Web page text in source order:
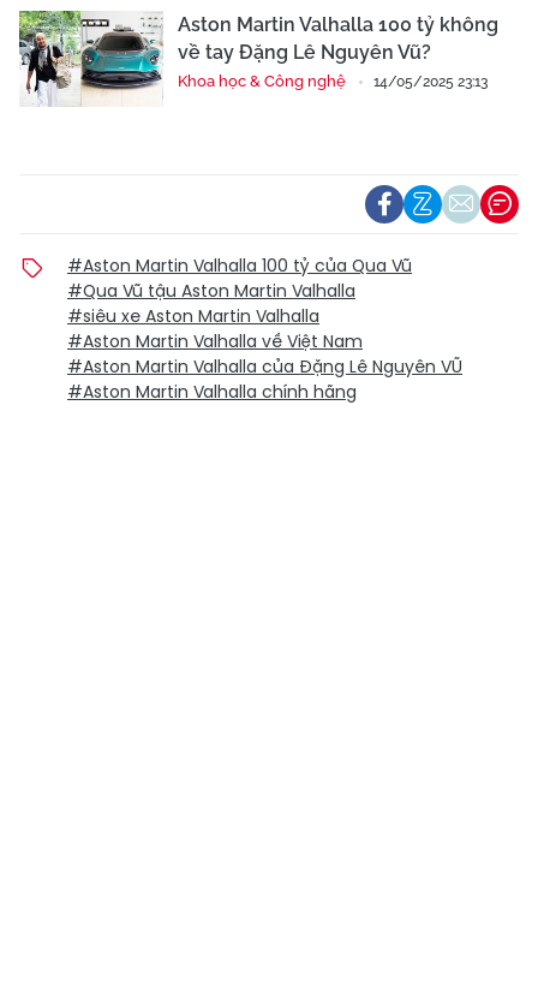
Aston Martin Valhalla 100 tỷ không
về tay Đặng Lê Nguyên Vũ?
Khoa học & Công nghệ 14/05/2025 23:13
#Aston Martin Valhalla 100 tỷ của Qua Vũ
#Qua Vũ tậu Aston Martin Valhalla
#siêu xe Aston Martin Valhalla
#Aston Martin Valhalla về Việt Nam
#Aston Martin Valhalla của Đặng Lê Nguyên VŨ
#Aston Martin Valhalla chính hãng